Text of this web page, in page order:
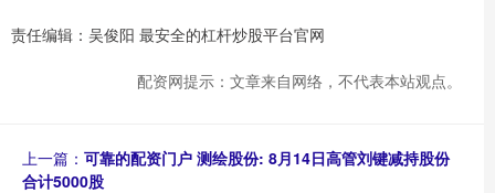
责任编辑：吴俊阳 最安全的杠杆炒股平台官网
配资网提示：文章来自网络，不代表本站观点。
上一篇： 可靠的配资门户 测绘股份: 8月14日高管刘键减持股份
合计5000股